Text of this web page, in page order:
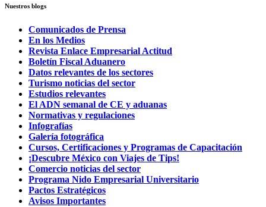
Nuestros blogs
Comunicados de Prensa
En los Medios
Revista Enlace Empresarial Actitud
Boletín Fiscal Aduanero
Datos relevantes de los sectores
Turismo noticias del sector
Estudios relevantes
El ADN semanal de CE y aduanas
Normativas y regulaciones
Infografías
Galería fotográfica
Cursos, Certificaciones y Programas de Capacitación
¡Descubre México con Viajes de Tips!
Comercio noticias del sector
Programa Nido Empresarial Universitario
Pactos Estratégicos
Avisos Importantes